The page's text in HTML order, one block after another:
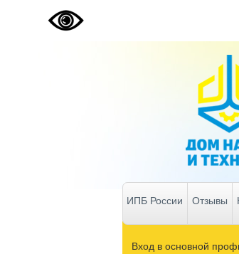
ИПБ России Отзывы
Вход в основной